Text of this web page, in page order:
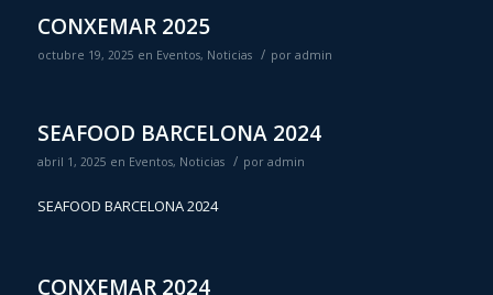
CONXEMAR 2025
octubre 19, 2025 en Eventos, Noticias / por admin
SEAFOOD BARCELONA 2024
abril 1, 2025 en Eventos, Noticias / por admin
SEAFOOD BARCELONA 2024
CONXEMAR 2024